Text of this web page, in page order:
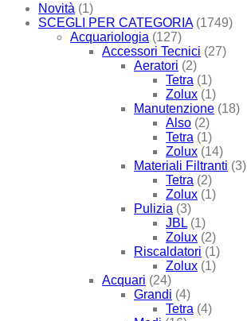
Novità (1)
SCEGLI PER CATEGORIA (1749)
Acquariologia (127)
Accessori Tecnici (27)
Aeratori (2)
Tetra (1)
Zolux (1)
Manutenzione (18)
Also (2)
Tetra (1)
Zolux (14)
Materiali Filtranti (3)
Tetra (2)
Zolux (1)
Pulizia (3)
JBL (1)
Zolux (2)
Riscaldatori (1)
Zolux (1)
Acquari (24)
Grandi (4)
Tetra (4)